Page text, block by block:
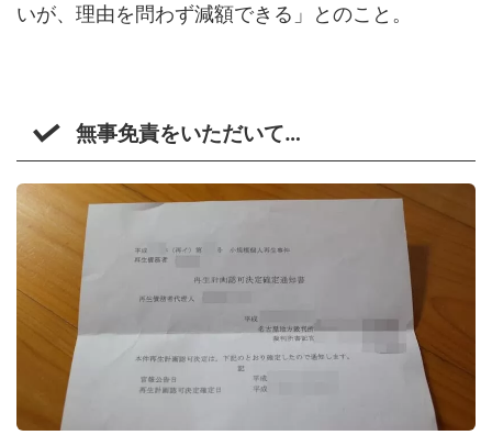
いが、理由を問わず減額できる」とのこと。
無事免責をいただいて…